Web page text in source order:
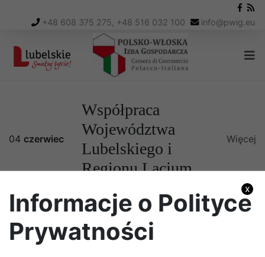
+48 608 375 275, +48 516 032 100 info@pwig.eu
04 czerwiec
Współpraca
Województwa
Lubelskiego i
Regionu Lacjum
Więcej
Polub Nas
x
Informacje o Polityce
Prywatności